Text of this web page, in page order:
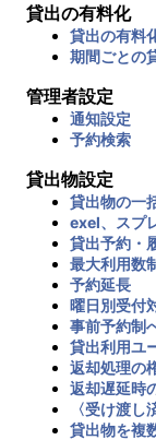
貸出の有料化
貸出の有料
期間ごとの
管理者設定
通知設定
予約検索
貸出物設定
貸出物の一
exel、スプ
貸出予約・
最大利用数
予約延長
曜日別受付
事前予約制
貸出利用ユ
返却処理の
返却遅延時
〈受け渡し
貸出物を複